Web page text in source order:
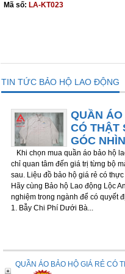
Mã số: LA-KT023
TIN TỨC BẢO HỘ LAO ĐỘNG
QUẦN
CÓ THẬT
GÓC
Khi chọn mua quần áo bảo hộ
chỉ quan tâm đến giá trị từng bộ
sau. Liệu đồ bảo hộ giá rẻ có
Hãy cùng Bảo hộ Lao động Lộc
nghiệm trong ngành để có quyết
1. Bẫy Chi Phí Dưới Bà...
QUẦN ÁO BẢO HỘ GIÁ RẺ CÓ